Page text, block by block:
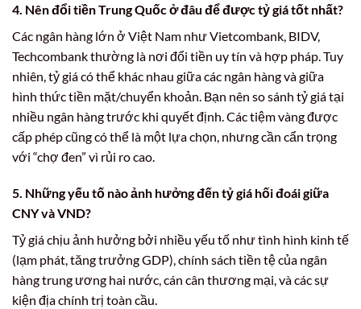
4. Nên đổi tiền Trung Quốc ở đâu để được tỷ giá tốt nhất?
Các ngân hàng lớn ở Việt Nam như Vietcombank, BIDV,
Techcombank thường là nơi đổi tiền uy tín và hợp pháp. Tuy
nhiên, tỷ giá có thể khác nhau giữa các ngân hàng và giữa
hình thức tiền mặt/chuyển khoản. Bạn nên so sánh tỷ giá tại
nhiều ngân hàng trước khi quyết định. Các tiệm vàng được
cấp phép cũng có thể là một lựa chọn, nhưng cần cẩn trọng
với “chợ đen” vì rủi ro cao.
5. Những yếu tố nào ảnh hưởng đến tỷ giá hối đoái giữa
CNY và VND?
Tỷ giá chịu ảnh hưởng bởi nhiều yếu tố như tình hình kinh tế
(lạm phát, tăng trưởng GDP), chính sách tiền tệ của ngân
hàng trung ương hai nước, cán cân thương mại, và các sự
kiện địa chính trị toàn cầu.